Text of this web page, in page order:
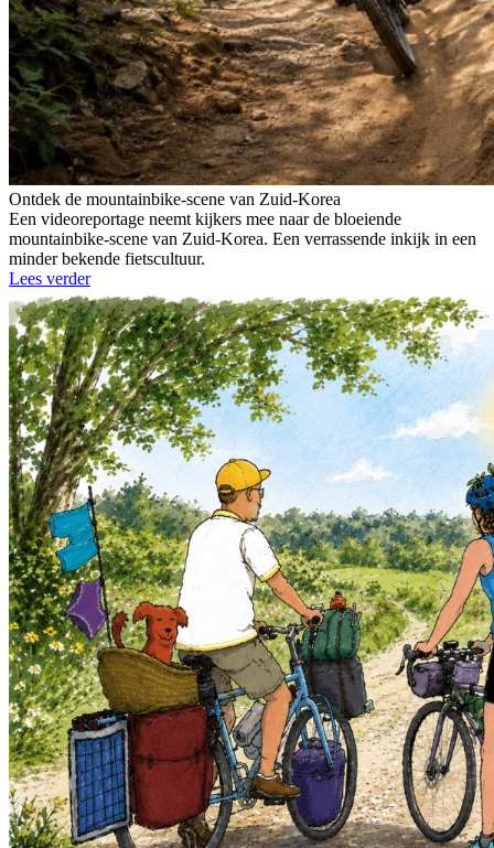
Ontdek de mountainbike-scene van Zuid-Korea
Een videoreportage neemt kijkers mee naar de bloeiende
mountainbike-scene van Zuid-Korea. Een verrassende inkijk in een
minder bekende fietscultuur.
Lees verder